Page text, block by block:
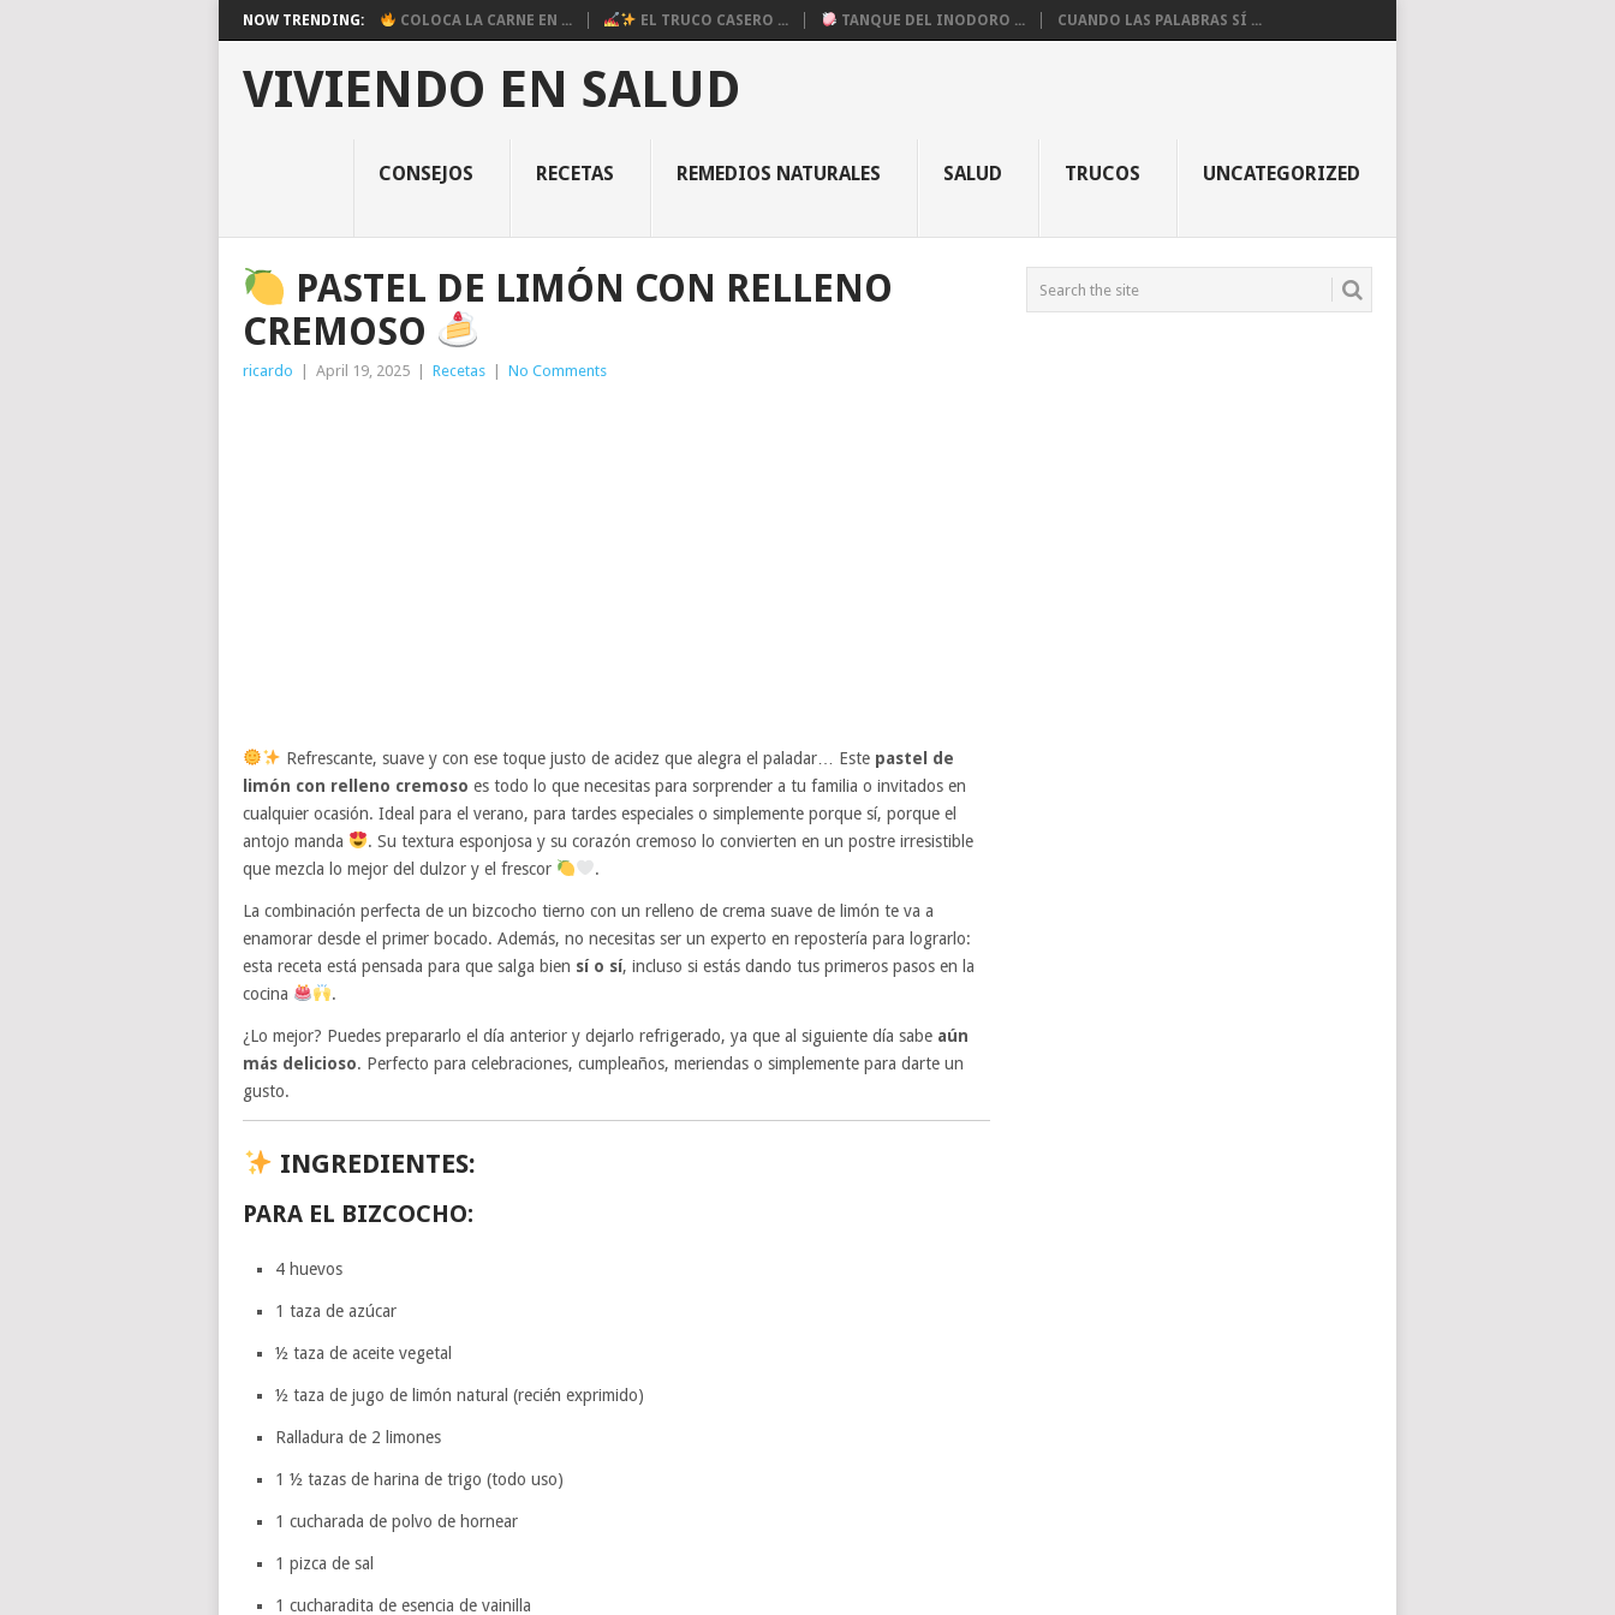
NOW TRENDING: COLOCA LA CARNE EN ... EL TRUCO CASERO ... TANQUE DEL INODORO ... CUANDO LAS PALABRAS SÍ ...
VIVIENDO EN SALUD
CONSEJOS RECETAS REMEDIOS NATURALES SALUD TRUCOS UNCATEGORIZED
PASTEL DE LIMÓN CON RELLENO
CREMOSO
ricardo | April 19, 2025 | Recetas | No Comments
Refrescante, suave y con ese toque justo de acidez que alegra el paladar… Este pastel de
limón con relleno cremoso es todo lo que necesitas para sorprender a tu familia o invitados en
cualquier ocasión. Ideal para el verano, para tardes especiales o simplemente porque sí, porque el
antojo manda
. Su textura esponjosa y su corazón cremoso lo convierten en un postre irresistible
que mezcla lo mejor del dulzor y el frescor
.
La combinación perfecta de un bizcocho tierno con un relleno de crema suave de limón te va a
enamorar desde el primer bocado. Además, no necesitas ser un experto en repostería para lograrlo:
esta receta está pensada para que salga bien sí o sí, incluso si estás dando tus primeros pasos en la
cocina
.
¿Lo mejor? Puedes prepararlo el día anterior y dejarlo refrigerado, ya que al siguiente día sabe aún
más delicioso. Perfecto para celebraciones, cumpleaños, meriendas o simplemente para darte un
gusto.
INGREDIENTES:
PARA EL BIZCOCHO:
4 huevos
1 taza de azúcar
½ taza de aceite vegetal
½ taza de jugo de limón natural (recién exprimido)
Ralladura de 2 limones
1 ½ tazas de harina de trigo (todo uso)
1 cucharada de polvo de hornear
1 pizca de sal
1 cucharadita de esencia de vainilla